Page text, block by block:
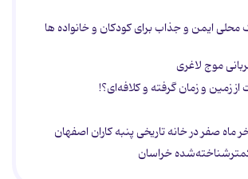
محلی ایمن و جذاب برای کودکان و خانواده ها
موج لاغری
از زمین و زمان گرفته و کلافه‌ای؟!
ماه صفر در خانه تاریخی پنبه کاران اصفهان
خراسان